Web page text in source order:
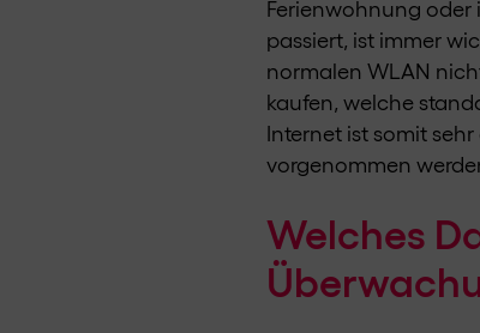
Ferienwohnung oder
passiert, ist immer
normalen WLAN
kaufen, welche
Internet ist somit
vorgenommen
Welches